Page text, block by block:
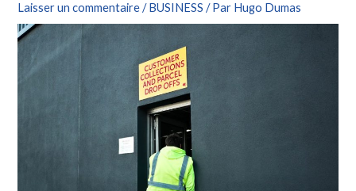
Laisser un commentaire /BUSINESS / Par Hugo Dumas